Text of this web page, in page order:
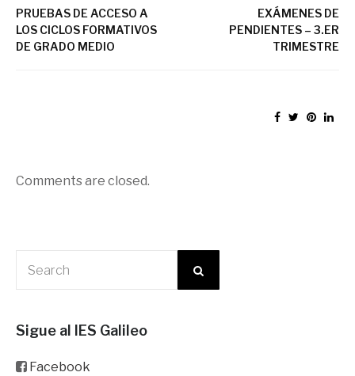
PRUEBAS DE ACCESO A
LOS CICLOS FORMATIVOS
DE GRADO MEDIO
EXÁMENES DE
PENDIENTES – 3.ER
TRIMESTRE
Comments are closed.
Sigue al IES Galileo
Facebook